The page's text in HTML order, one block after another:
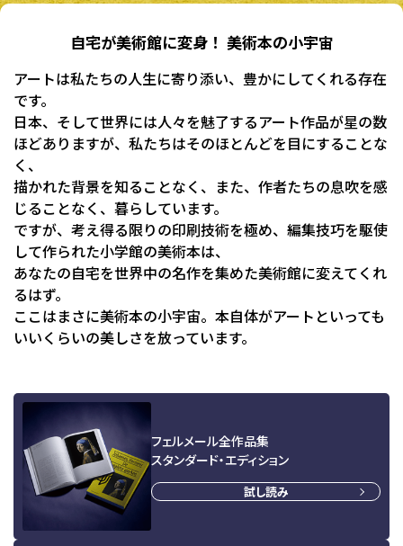
自宅が美術館に変身！ 美術本の小宇宙
アートは私たちの人生に寄り添い、豊かにしてくれる存在
です。
日本、そして世界には人々を魅了するアート作品が星の数
ほどありますが、私たちはそのほとんどを目にすることな
く、
描かれた背景を知ることなく、また、作者たちの息吹を感
じることなく、暮らしています。
ですが、考え得る限りの印刷技術を極め、編集技巧を駆使
して作られた小学館の美術本は、
あなたの自宅を世界中の名作を集めた美術館に変えてくれ
るはず。
ここはまさに美術本の小宇宙。本自体がアートといっても
いいくらいの美しさを放っています。
フェルメール全作品集
スタンダード・エディション
試し読み